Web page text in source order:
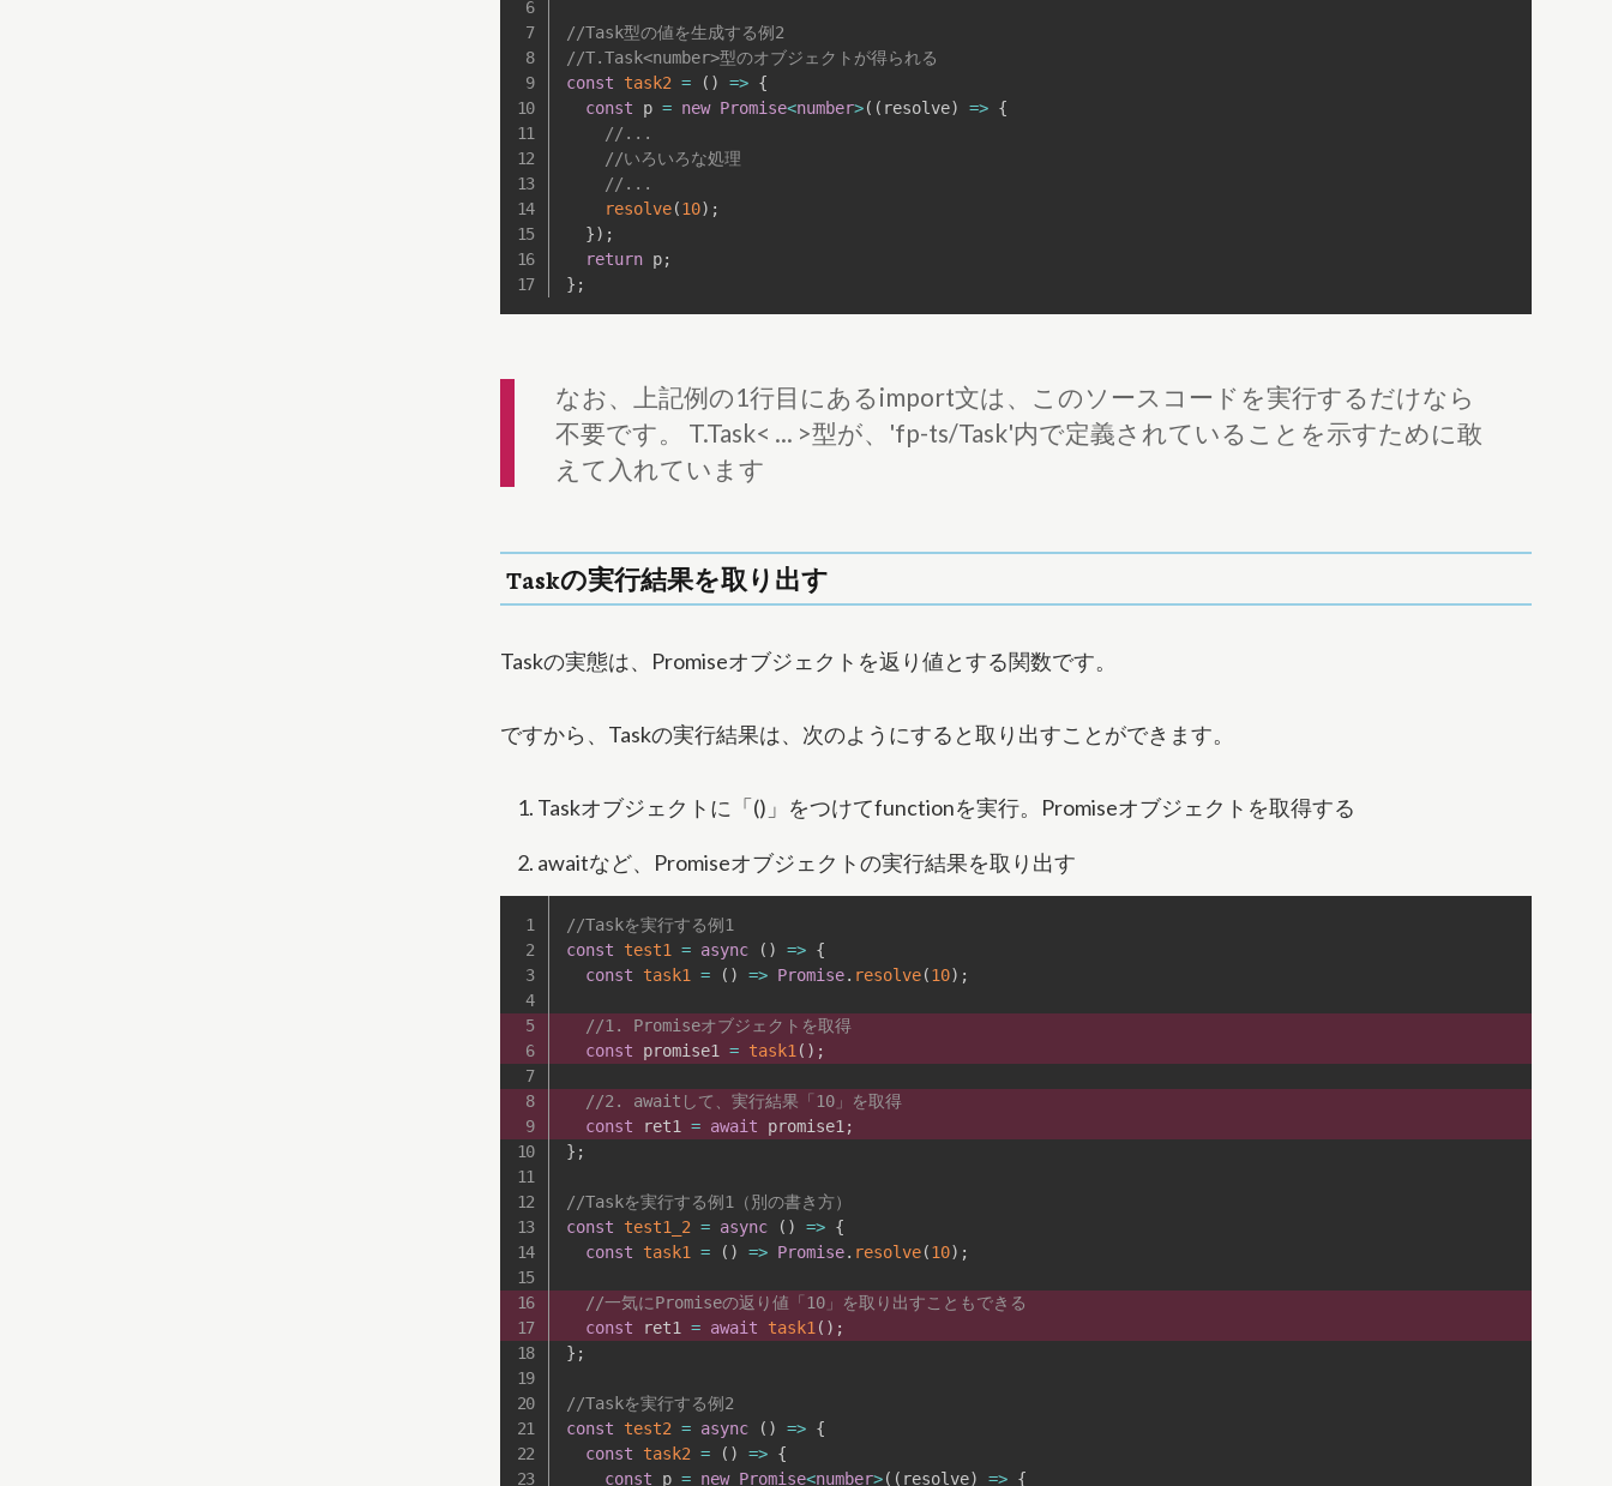
//Task型の値を生成する例2
//T.Task<number>型のオブジェクトが得られる
const
task2 = ( ) => {
const p = new Promise<number>( ( resolve) => {
//...
//いろいろな処理
//...
resolve(10) ;
}) ;
return p;
} ;
なお、上記例の1行目にあるimport文は、このソースコードを実行するだけなら
不要です。 T.Task< ... >型が、'fp-ts/Task'内で定義されていることを示すために敢
えて入れています
Taskの実行結果を取り出す
Taskの実態は、Promiseオブジェクトを返り値とする関数です。
ですから、Taskの実行結果は、次のようにすると取り出すことができます。
Taskオブジェクトに「()」をつけてfunctionを実行。Promiseオブジェクトを取得する
awaitなど、Promiseオブジェクトの実行結果を取り出す
//Taskを実行する例1
const
test1 = async ( ) => {
const
task1 = ( ) => Promise. resolve(10) ;
//1. Promiseオブジェクトを取得
const promise1 = task1( ) ;
//2. awaitして、実行結果「10」を取得
const ret1 = await promise1;
} ;
//Taskを実行する例1（別の書き方）
const
test1_2 = async ( ) => {
const
task1 = ( ) => Promise. resolve(10) ;
//一気にPromiseの返り値「10」を取り出すこともできる
const ret1 = await task1( ) ;
} ;
//Taskを実行する例2
const
test2 = async ( ) => {
const
task2 = ( ) => {
const p = new Promise<number>( ( resolve) => {